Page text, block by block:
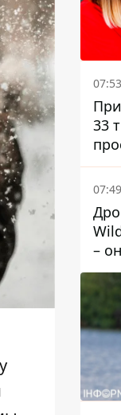
07:53
33
07:49
–